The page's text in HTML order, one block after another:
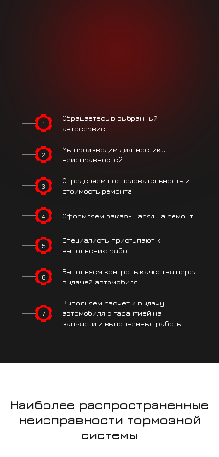
1
Обращаетесь в выбранный
автосервис
2
Мы производим диагностику
неисправностей
3
Определяем последовательность и
стоимость ремонта
4 Оформляем заказ- наряд на ремонт
5
Специалисты приступают к
выполнению работ
6
Выполняем контроль качества перед
выдачей автомобиля
7
Выполняем расчет и выдачу
автомобиля с гарантией на
запчасти и выполненные работы
Наиболее распространенные
неисправности тормозной
системы